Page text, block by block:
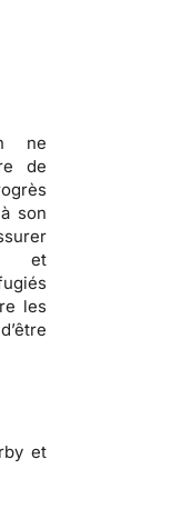
ne
de
son
et
les
et